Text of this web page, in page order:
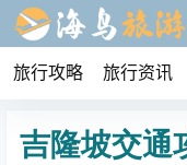
旅行攻略 旅行资讯
吉隆坡交通